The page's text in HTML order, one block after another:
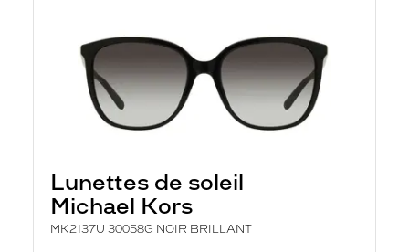
Lunettes de soleil
Michael Kors
MK2137U 30058G NOIR BRILLANT